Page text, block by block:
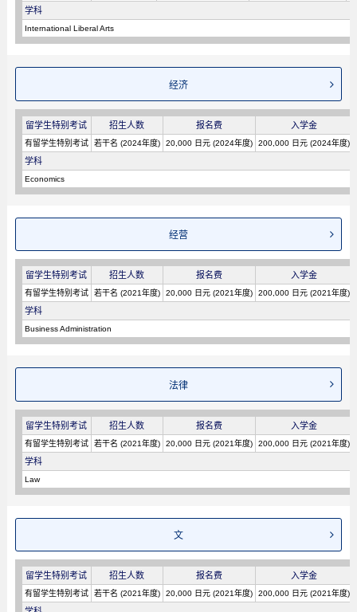
学科
International Liberal Arts
经济
留学生特别考试 招生人数 报名费 入学金
有留学生特别考试 若干名 (2024年度) 20,000 日元 (2024年度) 200,000 日元 (2024年度)
学科
Economics
经营
留学生特别考试 招生人数 报名费 入学金
有留学生特别考试 若干名 (2021年度) 20,000 日元 (2021年度) 200,000 日元 (2021年度)
学科
Business Administration
法律
留学生特别考试 招生人数 报名费 入学金
有留学生特别考试 若干名 (2021年度) 20,000 日元 (2021年度) 200,000 日元 (2021年度)
学科
Law
文
留学生特别考试 招生人数 报名费 入学金
有留学生特别考试 若干名 (2021年度) 20,000 日元 (2021年度) 200,000 日元 (2021年度)